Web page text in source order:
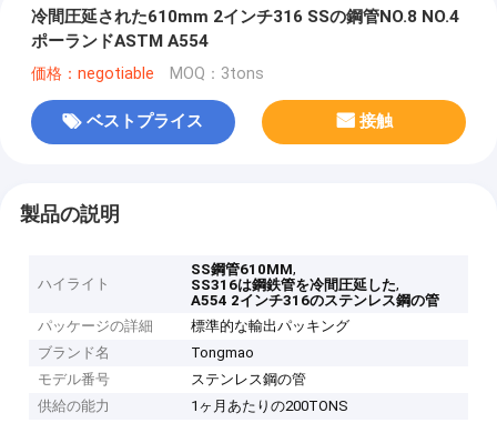
冷間圧延された610mm 2インチ316 SSの鋼管NO.8 NO.4
ポーランドASTM A554
価格：negotiable MOQ：3tons
ベストプライス 接触
製品の説明
ハイライト
SS鋼管610MM,
SS316は鋼鉄管を冷間圧延した,
A554 2インチ316のステンレス鋼の管
パッケージの詳細
標準的な輸出パッキング
ブランド名
Tongmao
モデル番号
ステンレス鋼の管
供給の能力
1ヶ月あたりの200TONS